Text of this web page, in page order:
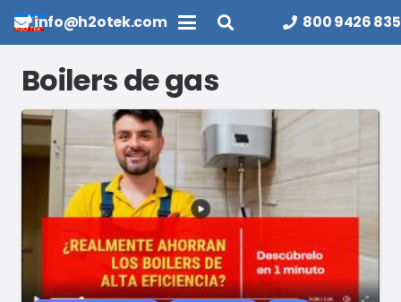
info@h2otek.com 800 9426 835
Boilers de gas